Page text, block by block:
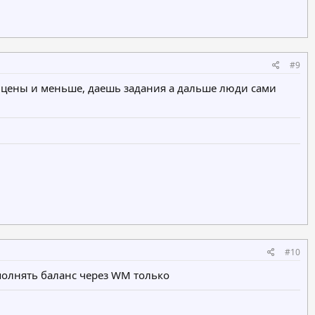
#9
цены и меньше, даешь задания а дальше люди сами
#10
баланс через WM только